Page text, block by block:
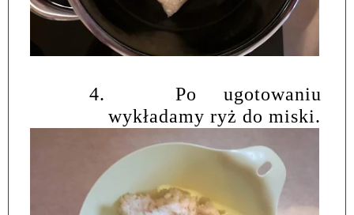
4.
Po ugotowaniu
wykładamy ryż do miski.